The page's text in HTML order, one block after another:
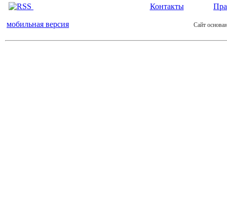
Контакты
мобильная версия Сайт